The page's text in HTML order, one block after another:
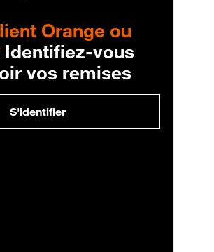
Orange ou
Identifiez-vous
vos remises
S'identifier